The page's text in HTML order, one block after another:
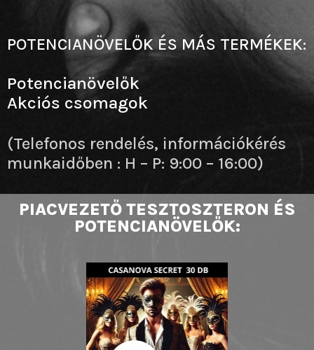
PIACVEZETŐ TESZTOSZTERON ÉS
POTENCIANÖVELŐK:
POTENCIANÖVELŐK ÉS MÁS TERMÉKEK:
Potencianövelők
Akciós csomagok
(Telefonos rendelés, információkérés
munkaidőben : H – P: 9:00 – 16:00)